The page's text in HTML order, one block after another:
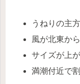
うねりの主
風が北東か
サイズが上
満潮付近で